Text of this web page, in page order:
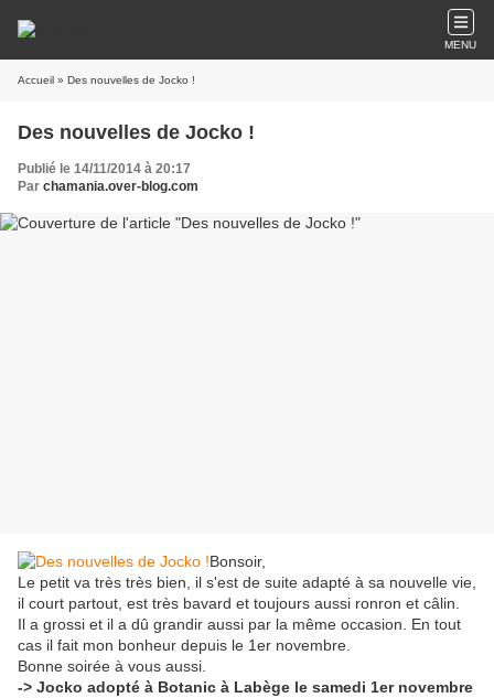
MENU
Accueil » Des nouvelles de Jocko !
Des nouvelles de Jocko !
Publié le 14/11/2014 à 20:17
Par chamania.over-blog.com
Bonsoir,
Le petit va très très bien, il s'est de suite adapté à sa nouvelle vie,
il court partout, est très bavard et toujours aussi ronron et câlin.
Il a grossi et il a dû grandir aussi par la même occasion. En tout
cas il fait mon bonheur depuis le 1er novembre.
Bonne soirée à vous aussi.
-> Jocko adopté à Botanic à Labège le samedi 1er novembre